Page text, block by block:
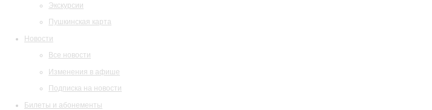
Экскурсии
Пушкинская карта
Новости
Все новости
Изменения в афише
Подписка на новости
Билеты и абонементы